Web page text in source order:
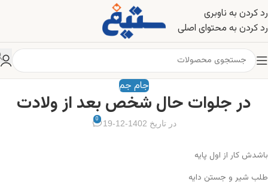
رد کردن به ناوبری
رد کردن به محتوای اصلی
جام جم
در جلوات حال شخص بعد از ولادت
در تاریخ 1402-12-19 0
باشدش کار از اول پایه
طلب شیر و جستن دایه